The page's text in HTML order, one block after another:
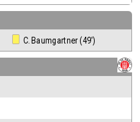
C. Baumgartner (49')